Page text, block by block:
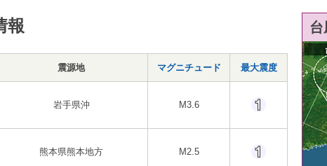
報
震源地 マグニチュード 最大震度
岩手県沖 M3.6
熊本県熊本地方 M2.5